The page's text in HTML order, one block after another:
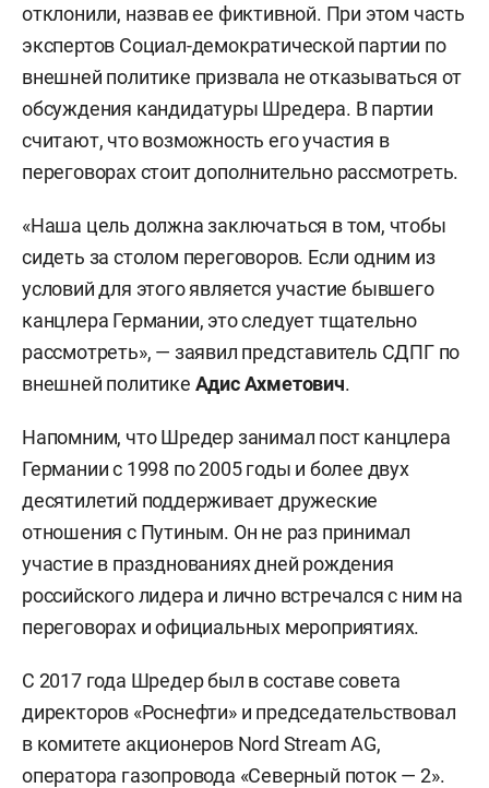
отклонили, назвав ее фиктивной. При этом часть
экспертов Социал-демократической партии по
внешней политике призвала не отказываться от
обсуждения кандидатуры Шредера. В партии
считают, что возможность его участия в
переговорах стоит дополнительно рассмотреть.
«Наша цель должна заключаться в том, чтобы
сидеть за столом переговоров. Если одним из
условий для этого является участие бывшего
канцлера Германии, это следует тщательно
рассмотреть», — заявил представитель СДПГ по
внешней политике Адис Ахметович.
Напомним, что Шредер занимал пост канцлера
Германии с 1998 по 2005 годы и более двух
десятилетий поддерживает дружеские
отношения с Путиным. Он не раз принимал
участие в празднованиях дней рождения
российского лидера и лично встречался с ним на
переговорах и официальных мероприятиях.
С 2017 года Шредер был в составе совета
директоров «Роснефти» и председательствовал
в комитете акционеров Nord Stream AG,
оператора газопровода «Северный поток — 2».